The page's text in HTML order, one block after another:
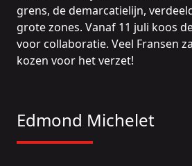
grens, de demarcatielijn,
grote zones. Vanaf 11 juli koos
voor collaboratie. Veel Fransen
kozen voor het verzet!
Edmond Michelet